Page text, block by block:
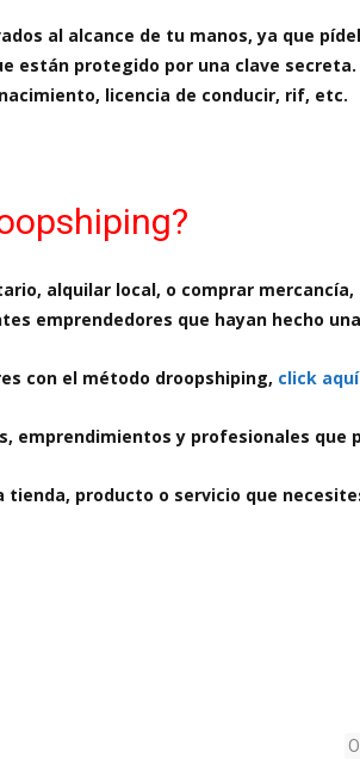
al alcance de tu manos, ya que
están protegido por una clave
licencia de conducir, rif, etc.
alquilar local, o comprar mercancía,
emprendedores que hayan hecho
con el método droopshiping, click aquí
emprendimientos y profesionales que
tienda, producto o servicio que